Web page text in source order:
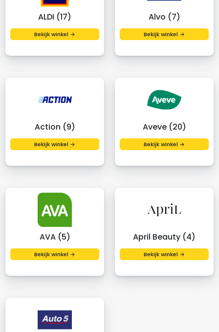
ALDI (17)
Bekijk winkel →
Alvo (7)
Bekijk winkel →
Action (9)
Bekijk winkel →
Aveve (20)
Bekijk winkel →
AVA (5)
Bekijk winkel →
April Beauty (4)
Bekijk winkel →